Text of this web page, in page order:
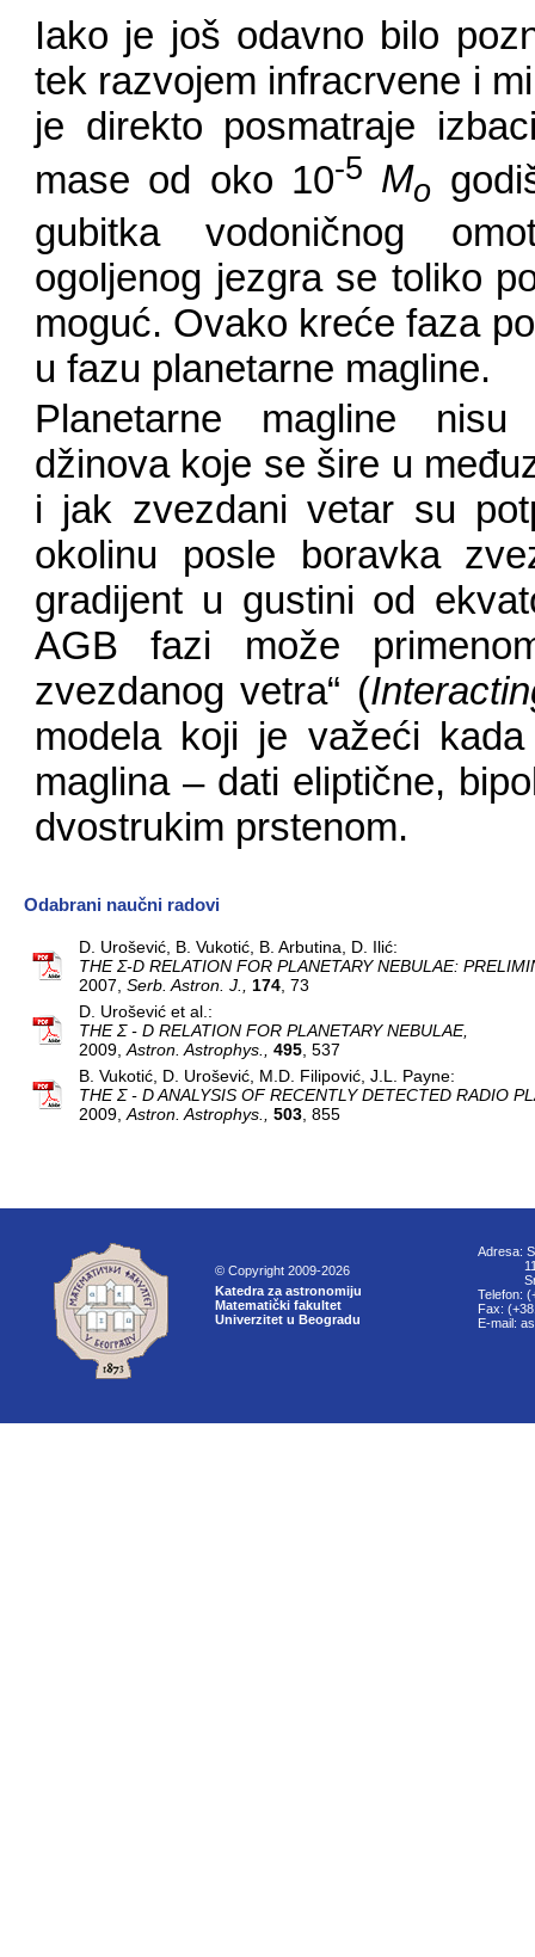
Iako je još odavno bilo
tek razvojem infracrvene i
je direkto posmatraje
mase od oko 10-5 Mo
gubitka vodoničnog
ogoljenog jezgra se toliko
moguć. Ovako kreće faza
u fazu planetarne magline.
Planetarne magline
džinova koje se šire u
i jak zvezdani vetar su
okolinu posle boravka
gradijent u gustini od
AGB fazi može
zvezdanog vetra“ (
modela koji je važeći
maglina – dati eliptične,
dvostrukim prstenom.
Odabrani naučni radovi
D. Urošević, B. Vukotić, B. Arbutina, D. Ilić:
THEΣ-D RELATION FOR PLANETARY NEBULAE:
2007, Serb. Astron. J., 174 , 73
D. Urošević et al.:
THE Σ - D RELATION FOR PLANETARY NEBULAE,
2009, Astron. Astrophys., 495 , 537
B. Vukotić, D. Urošević, M.D. Filipović, J.L. Payne:
THE Σ - D ANALYSIS OF RECENTLY DETECTED RADIO
2009, Astron. Astrophys., 503 , 855
© Copyright 2009-2026
Katedra za astronomiju
Matematički fakultet
Univerzitet u Beogradu
Adresa:
Telefon:
Fax:
E-mail: